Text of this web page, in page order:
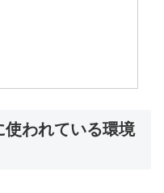
使われている環境